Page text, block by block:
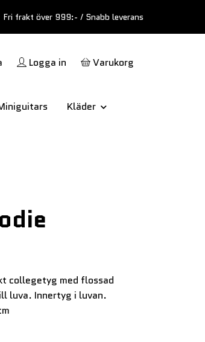
Fri frakt över 999:- / Snabb leverans
Logga in Varukorg
Kläder
collegetyg med flossad
luva. Innertyg i luvan.